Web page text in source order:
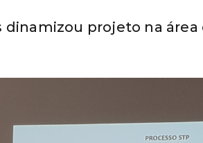
dinamizou projeto na área